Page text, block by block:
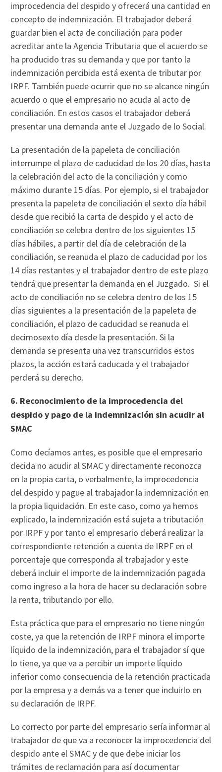
improcedencia del despido y ofrecerá una cantidad en
concepto de indemnización. El trabajador deberá
guardar bien el acta de conciliación para poder
acreditar ante la Agencia Tributaria que el acuerdo se
ha producido tras su demanda y que por tanto la
indemnización percibida está exenta de tributar por
IRPF. También puede ocurrir que no se alcance ningún
acuerdo o que el empresario no acuda al acto de
conciliación. En estos casos el trabajador deberá
presentar una demanda ante el Juzgado de lo Social.
La presentación de la papeleta de conciliación
interrumpe el plazo de caducidad de los 20 días, hasta
la celebración del acto de la conciliación y como
máximo durante 15 días. Por ejemplo, si el trabajador
presenta la papeleta de conciliación el sexto día hábil
desde que recibió la carta de despido y el acto de
conciliación se celebra dentro de los siguientes 15
días hábiles, a partir del día de celebración de la
conciliación, se reanuda el plazo de caducidad por los
14 días restantes y el trabajador dentro de este plazo
tendrá que presentar la demanda en el Juzgado. Si el
acto de conciliación no se celebra dentro de los 15
días siguientes a la presentación de la papeleta de
conciliación, el plazo de caducidad se reanuda el
decimosexto día desde la presentación. Si la
demanda se presenta una vez transcurridos estos
plazos, la acción estará caducada y el trabajador
perderá su derecho.
6. Reconocimiento de la improcedencia del
despido y pago de la indemnización sin acudir al
SMAC
Como decíamos antes, es posible que el empresario
decida no acudir al SMAC y directamente reconozca
en la propia carta, o verbalmente, la improcedencia
del despido y pague al trabajador la indemnización en
la propia liquidación. En este caso, como ya hemos
explicado, la indemnización está sujeta a tributación
por IRPF y por tanto el empresario deberá realizar la
correspondiente retención a cuenta de IRPF en el
porcentaje que corresponda al trabajador y este
deberá incluir el importe de la indemnización pagada
como ingreso a la hora de hacer su declaración sobre
la renta, tributando por ello.
Esta práctica que para el empresario no tiene ningún
coste, ya que la retención de IRPF minora el importe
líquido de la indemnización, para el trabajador sí que
lo tiene, ya que va a percibir un importe líquido
inferior como consecuencia de la retención practicada
por la empresa y a demás va a tener que incluirlo en
su declaración de IRPF.
Lo correcto por parte del empresario sería informar al
trabajador de que va a reconocer la improcedencia del
despido ante el SMAC y de que debe iniciar los
trámites de reclamación para así documentar